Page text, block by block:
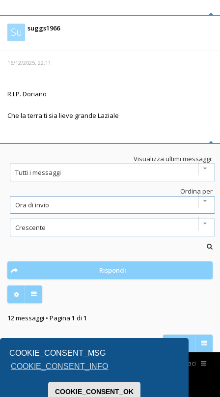
COOKIE_CONSENT_MSG
COOKIE_CONSENT_INFO
COOKIE_CONSENT_OK
Su suggs1966
16/12/2025, 22:11
R.I.P. Doriano
Che la terra ti sia lieve grande Laziale
Visualizza ultimi messaggi:
Ordina per
Rispondi
12 messaggi • Pagina 1 di 1
Home Contattaci